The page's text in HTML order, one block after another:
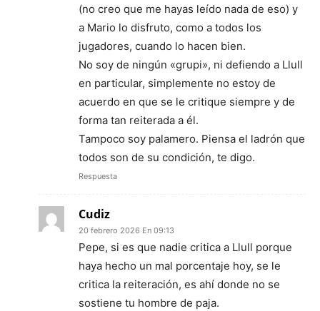
(no creo que me hayas leído nada de eso) y
a Mario lo disfruto, como a todos los
jugadores, cuando lo hacen bien.
No soy de ningún «grupi», ni defiendo a Llull
en particular, simplemente no estoy de
acuerdo en que se le critique siempre y de
forma tan reiterada a él.
Tampoco soy palamero. Piensa el ladrón que
todos son de su condición, te digo.
Respuesta
Cudiz
20 febrero 2026 En 09:13
Pepe, si es que nadie critica a Llull porque
haya hecho un mal porcentaje hoy, se le
critica la reiteración, es ahí donde no se
sostiene tu hombre de paja.